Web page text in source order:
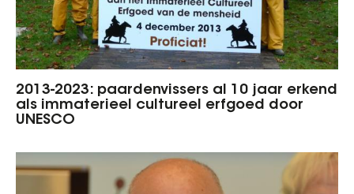
2013-2023: paardenvissers al 10 jaar erkend
als immaterieel cultureel erfgoed door
UNESCO